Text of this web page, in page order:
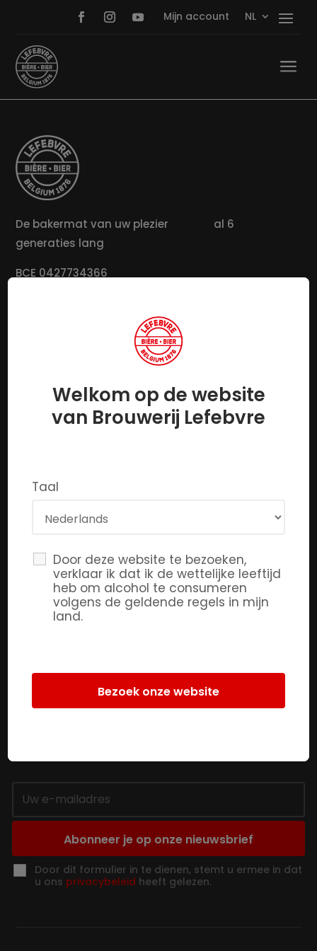
Mijn account NL
a
De bakermat van uw plezier al 6
generaties lang
BCE 0427734366
Verhaal & knowhow
Chemin du Croly, 54
1430 Quenast – BELGIË
info@brasserielefebvre.be
Door dit formulier in te dienen, stemt u ermee in dat
u ons privacybeleid heeft gelezen.
Welkom op de website
van Brouwerij Lefebvre
Taal
Door deze website te bezoeken,
verklaar ik dat ik de wettelijke leeftijd
heb om alcohol te consumeren
volgens de geldende regels in mijn
land.